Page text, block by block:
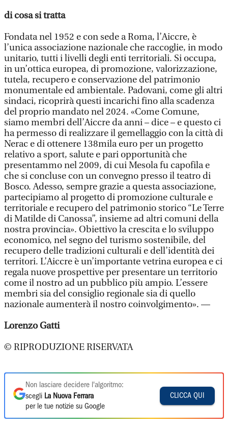
di cosa si tratta
Fondata nel 1952 e con sede a Roma, l’Aiccre, è
l’unica associazione nazionale che raccoglie, in modo
unitario, tutti i livelli degli enti territoriali. Si occupa,
in un’ottica europea, di promozione, valorizzazione,
tutela, recupero e conservazione del patrimonio
monumentale ed ambientale. Padovani, come gli altri
sindaci, ricoprirà questi incarichi fino alla scadenza
del proprio mandato nel 2024. «Come Comune,
siamo membri dell’Aiccre da anni – dice – e questo ci
ha permesso di realizzare il gemellaggio con la città di
Nerac e di ottenere 138mila euro per un progetto
relativo a sport, salute e pari opportunità che
presentammo nel 2009, di cui Mesola fu capofila e
che si concluse con un convegno presso il teatro di
Bosco. Adesso, sempre grazie a questa associazione,
partecipiamo al progetto di promozione culturale e
territoriale e recupero del patrimonio storico “Le Terre
di Matilde di Canossa”, insieme ad altri comuni della
nostra provincia». Obiettivo la crescita e lo sviluppo
economico, nel segno del turismo sostenibile, del
recupero delle tradizioni culturali e dell’identità dei
territori. L’Aiccre è un’importante vetrina europea e ci
regala nuove prospettive per presentare un territorio
come il nostro ad un pubblico più ampio. L’essere
membri sia del consiglio regionale sia di quello
nazionale aumenterà il nostro coinvolgimento». —
Lorenzo Gatti
© RIPRODUZIONE RISERVATA
Non lasciare decidere l'algoritmo:
scegli La Nuova Ferrara
per le tue notizie su Google
CLICCA QUI